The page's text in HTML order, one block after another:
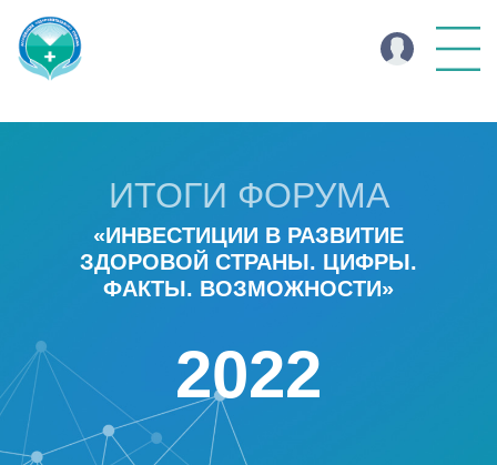
ИТОГИ ФОРУМА
«ИНВЕСТИЦИИ В РАЗВИТИЕ
ЗДОРОВОЙ СТРАНЫ. ЦИФРЫ.
ФАКТЫ. ВОЗМОЖНОСТИ»
2022